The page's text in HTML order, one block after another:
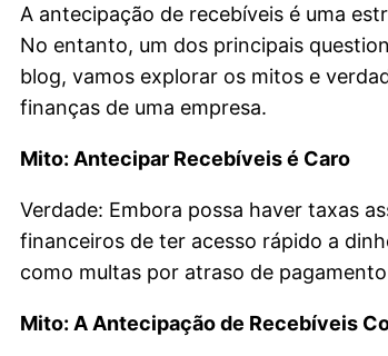
A antecipação de recebíveis é uma
No entanto, um dos principais
blog, vamos explorar os mitos e
finanças de uma empresa.
Mito: Antecipar Recebíveis é Caro
Verdade: Embora possa haver taxas
financeiros de ter acesso rápido a
como multas por atraso de
Mito: A Antecipação de Recebíveis